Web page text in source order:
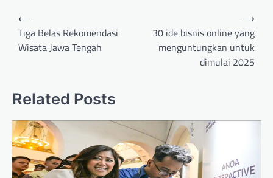
Navigasi
pos
⟵
Tiga Belas Rekomendasi
Wisata Jawa Tengah
30 ide bisnis online yang
menguntungkan untuk
dimulai 2025
⟶
Related Posts